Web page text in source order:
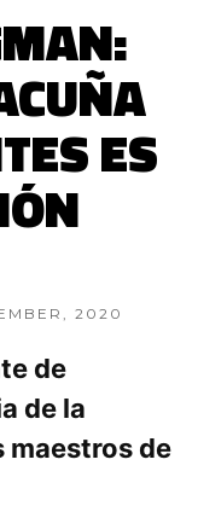
ES
2020
de
de la
maestros de